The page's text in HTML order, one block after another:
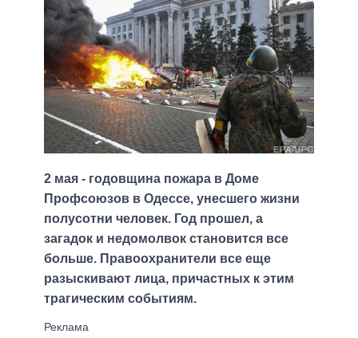
2 мая - годовщина пожара в Доме
Профсоюзов в Одессе, унесшего жизни
полусотни человек. Год прошел, а
загадок и недомолвок становится все
больше. Правоохранители все еще
разыскивают лица, причастных к этим
трагическим событиям.